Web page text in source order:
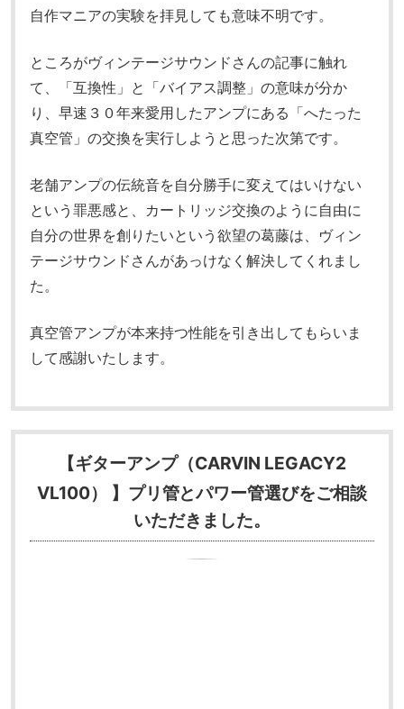
自作マニアの実験を拝見しても意味不明です。
ところがヴィンテージサウンドさんの記事に触れ
て、「互換性」と「バイアス調整」の意味が分か
り、早速３０年来愛用したアンプにある「へたった
真空管」の交換を実行しようと思った次第です。
老舗アンプの伝統音を自分勝手に変えてはいけない
という罪悪感と、カートリッジ交換のように自由に
自分の世界を創りたいという欲望の葛藤は、ヴィン
テージサウンドさんがあっけなく解決してくれまし
た。
真空管アンプが本来持つ性能を引き出してもらいま
して感謝いたします。
【ギターアンプ（CARVIN LEGACY2
VL100） 】 プリ管とパワー管選びをご相談
いただきました。